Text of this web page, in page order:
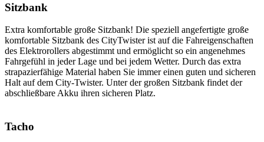
Sitzbank
Extra komfortable große Sitzbank! Die speziell angefertigte große
komfortable Sitzbank des CityTwister ist auf die Fahreigenschaften
des Elektrorollers abgestimmt und ermöglicht so ein angenehmes
Fahrgefühl in jeder Lage und bei jedem Wetter. Durch das extra
strapazierfähige Material haben Sie immer einen guten und sicheren
Halt auf dem City-Twister. Unter der großen Sitzbank findet der
abschließbare Akku ihren sicheren Platz.
Tacho